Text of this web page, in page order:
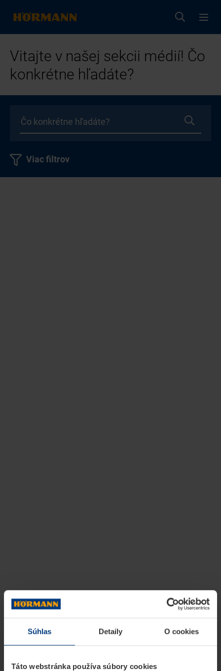
Súhlas Detaily O cookies
Táto webstránka používa súbory cookies
Vitajte v našej sekcii médií! Čo
konkrétne hľadáte?
Viac filtrov